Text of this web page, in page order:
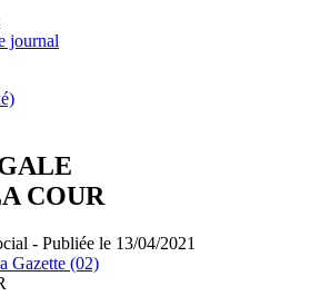
journal
COUR
- Publiée le 13/04/2021
Gazette (02)